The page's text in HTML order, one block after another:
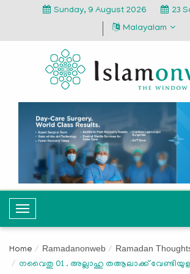
Sunday, 9 August 2026
23
Malayalam
T
o
g
l
Home Ramadanonweb Ramadan
നവൈതു 01 . അല്ലാഹു തആലാക്ക്